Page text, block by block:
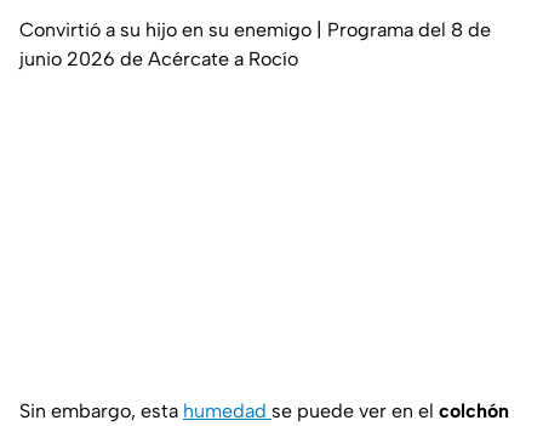
Convirtió a su hijo en su enemigo | Programa del 8 de
junio 2026 de Acércate a Rocío
Sin embargo, esta humedad se puede ver en el colchón